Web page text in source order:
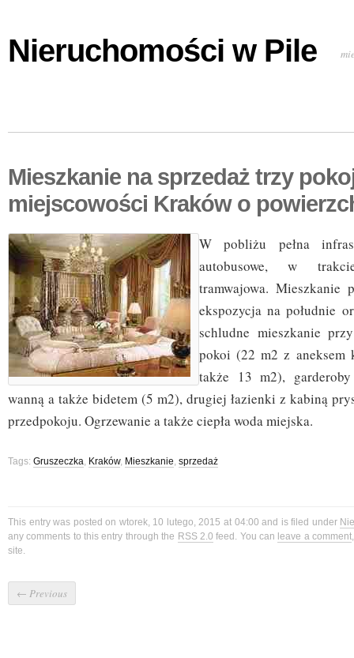
Nieruchomości w Pile
Mieszkanie na sprzedaż trzy
miejscowości Kraków o
W pobliżu pełna
autobusowe, w
tramwajowa. Mieszkanie
ekspozycja na południe
schludne mieszkanie
pokoi (22 m2 z aneksem
także 13 m2),
wanną a także bidetem (5 m2), drugiej łazienki z kabiną
przedpokoju. Ogrzewanie a także ciepła woda miejska.
Tags: Gruszeczka, Kraków, Mieszkanie, sprzedaż
This entry was posted on wtorek, 10 lutego, 2015 at 04:00 and is filed under
any comments to this entry through the RSS 2.0 feed. You can leave a comment
site.
← Previous